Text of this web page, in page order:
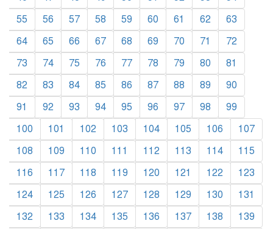
55
56 57 58 59 60 61 62
63
64
65 66 67 68 69 70 71
72
73
74 75 76 77 78 79 80
81
82
83 84 85 86 87 88 89
90
91
92 93 94 95 96 97 98
99
100
101 102 103 104 105 106
107
108
109 110 111 112 113 114
115
116
117 118 119 120 121 122
123
124
125 126 127 128 129 130
131
132
133 134 135 136 137 138
139